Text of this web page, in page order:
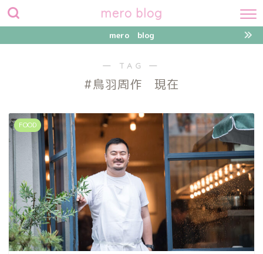
mero blog
mero blog
― TAG ―
#鳥羽周作 現在
FOOD